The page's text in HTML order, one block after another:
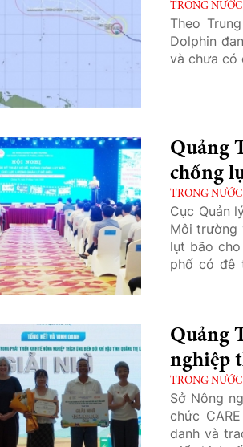
TRONG NƯỚC
Theo
Dolphin
và chưa có
Quảng
chống
TRONG NƯỚC
Cục Quản
Môi trường
lụt bão
phố có đê
Quảng
nghiệp
TRONG NƯỚC
Sở Nông
chức
danh và